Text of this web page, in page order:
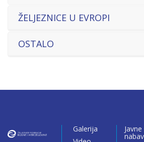
ŽELJEZNICE U EVROPI
OSTALO
Galerija
Javne